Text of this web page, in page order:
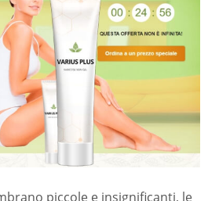
piccole e insignificanti, le